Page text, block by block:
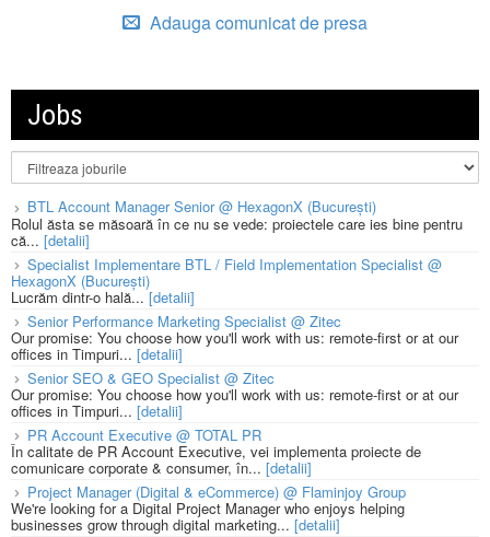
Adauga comunicat de presa
Jobs
BTL Account Manager Senior @ HexagonX (București)
Rolul ăsta se măsoară în ce nu se vede: proiectele care ies bine pentru
că... [detalii]
Specialist Implementare BTL / Field Implementation Specialist @
HexagonX (București)
Lucrăm dintr-o hală...[detalii]
Senior Performance Marketing Specialist @ Zitec
Our promise: You choose how you'll work with us: remote-first or at our
offices in Timpuri... [detalii]
Senior SEO & GEO Specialist @ Zitec
Our promise: You choose how you'll work with us: remote-first or at our
offices in Timpuri... [detalii]
PR Account Executive @ TOTAL PR
În calitate de PR Account Executive, vei implementa proiecte de
comunicare corporate & consumer, în... [detalii]
Project Manager (Digital & eCommerce) @ Flaminjoy Group
We're looking for a Digital Project Manager who enjoys helping
businesses grow through digital marketing... [detalii]